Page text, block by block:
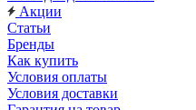
Акции
Статьи
Бренды
Как купить
Условия оплаты
Условия доставки